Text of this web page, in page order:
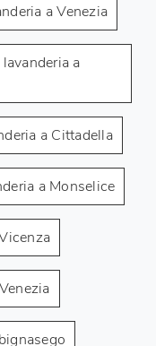
a Venezia
a
a Cittadella
a Monselice